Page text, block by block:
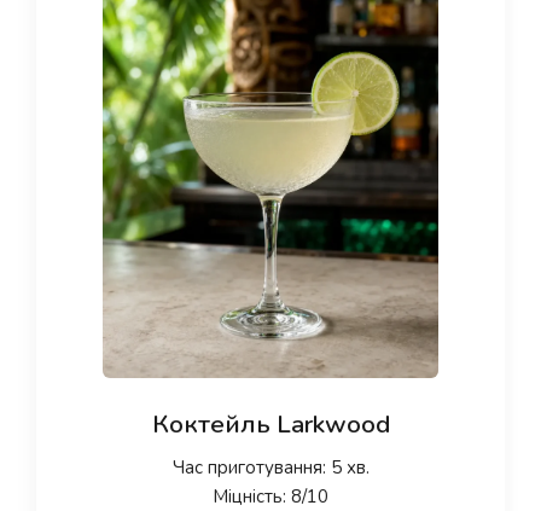
Коктейль Larkwood
Час приготування: 5 хв.
Міцність: 8/10